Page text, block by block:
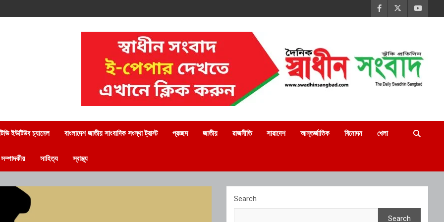
ইউটিউব চ্যানেল বাংলাদেশ জাতীয় সাংবাদিক সংস্থা ট্রাস্ট প্রচ্ছদ জাতীয় রাজনীতি সারাদেশ আন্তর্জাতিক বিনোদন খেলা
সম্পাদকীয় সাহিত্য স্বাস্থ্য
Search
Search